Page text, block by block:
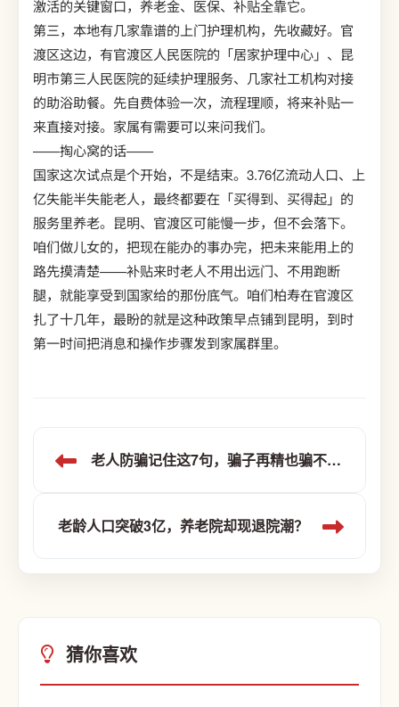
激活的关键窗口，养老金、医保、补贴全靠它。
第三，本地有几家靠谱的上门护理机构，先收藏好。官
渡区这边，有官渡区人民医院的「居家护理中心」、昆
明市第三人民医院的延续护理服务、几家社工机构对接
的助浴助餐。先自费体验一次，流程理顺，将来补贴一
来直接对接。家属有需要可以来问我们。
——掏心窝的话——
国家这次试点是个开始，不是结束。3.76亿流动人口、上
亿失能半失能老人，最终都要在「买得到、买得起」的
服务里养老。昆明、官渡区可能慢一步，但不会落下。
咱们做儿女的，把现在能办的事办完，把未来能用上的
路先摸清楚——补贴来时老人不用出远门、不用跑断
腿，就能享受到国家给的那份底气。咱们柏寿在官渡区
扎了十几年，最盼的就是这种政策早点铺到昆明，到时
第一时间把消息和操作步骤发到家属群里。
老人防骗记住这7句，骗子再精也骗不到你
老龄人口突破3亿，养老院却现退院潮？
猜你喜欢